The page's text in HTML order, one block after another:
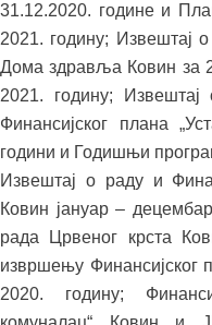
31.12.2020. године и
2021. годину; Извештај
Дома здравља Ковин за
2021. годину;
Финансијског плана
години и Годишњи
Извештај о раду и
Ковин јануар –
рада Црвеног крста
извршењу Финансијског
2020. годину;